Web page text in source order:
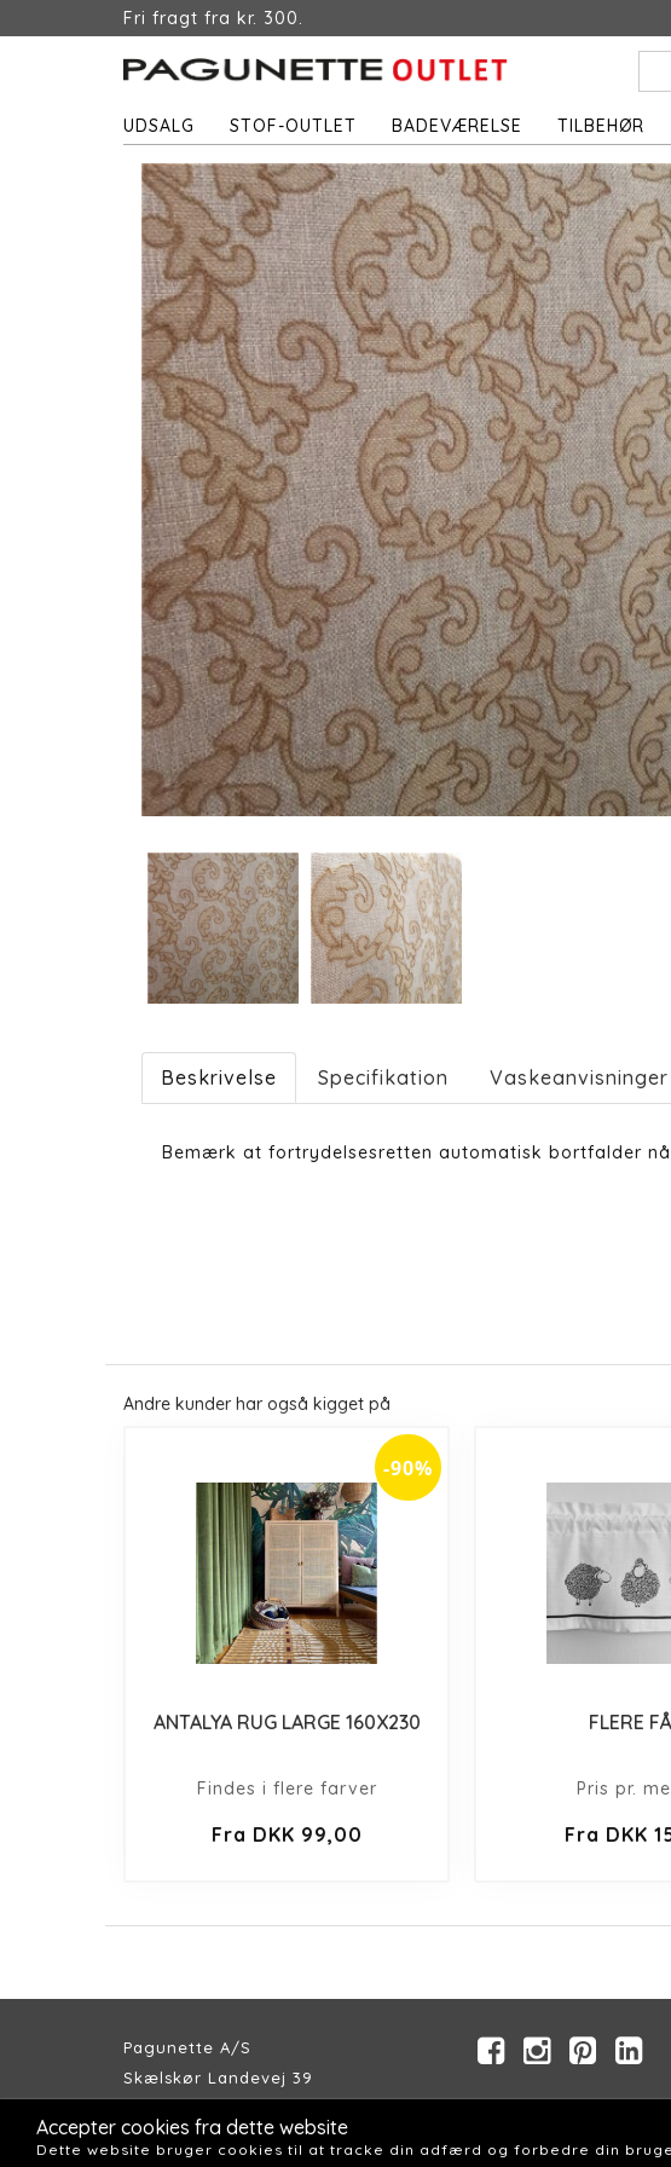
Fri fragt fra kr. 300.
UDSALG STOF-OUTLET BADEVÆRELSE TILBEHØR
Beskrivelse Specifikation Vaskeanvisninger
Bemærk at fortrydelsesretten automatisk bortfalder
Andre kunder har også kigget på
-90%
ANTALYA RUG LARGE 160X230
Findes i flere farver
Fra DKK 99,00
FLERE
Pris pr.
Fra DKK
Pagunette A/S
Skælskør Landevej 39
Telefon: +45 58 57 04 00
Accepter cookies fra dette website
Dette website bruger cookies til at tracke din adfærd og forbedre din